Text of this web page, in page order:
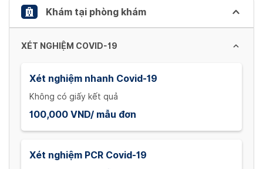
keyboard
shortcuts
changing
Khám tại phòng khám
XÉT NGHIỆM COVID-19
Xét nghiệm nhanh Covid-19
Không có giấy kết quả
100,000 VND/ mẫu đơn
Xét nghiệm PCR Covid-19